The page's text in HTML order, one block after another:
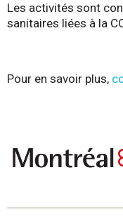
Les activités sont
sanitaires liées à la
Pour en savoir plus,